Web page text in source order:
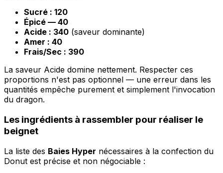
Sucré : 120
Épicé — 40
Acide : 340 (saveur dominante)
Amer : 40
Frais/Sec : 390
La saveur Acide domine nettement. Respecter ces
proportions n'est pas optionnel — une erreur dans les
quantités empêche purement et simplement l'invocation
du dragon.
Les ingrédients à rassembler pour réaliser le
beignet
La liste des Baies Hyper nécessaires à la confection du
Donut est précise et non négociable :